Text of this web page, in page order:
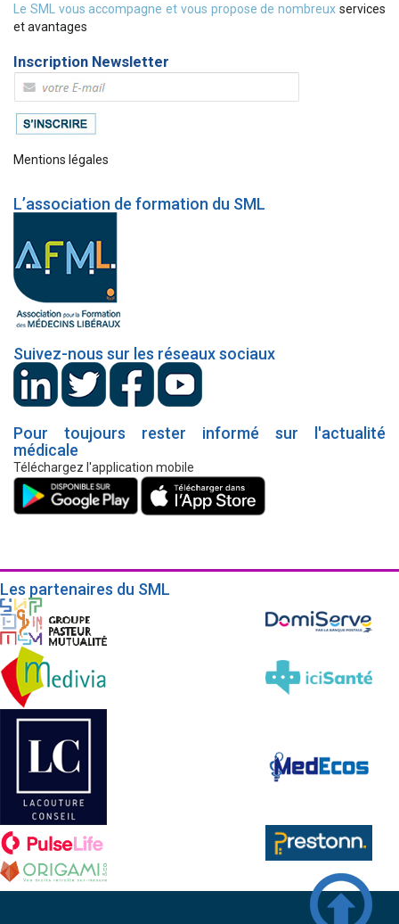
Le SML vous accompagne et vous propose de nombreux services
et avantages
Inscription Newsletter
Mentions légales
L’association de formation du SML
Suivez-nous sur les réseaux sociaux
Pour toujours rester informé sur l'actualité
médicale
Téléchargez l'application mobile
Les partenaires du SML